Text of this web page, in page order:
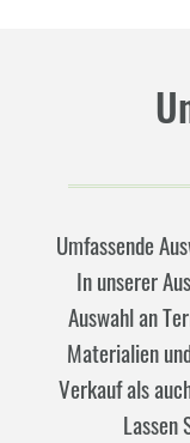
Umfassende
In unserer
Auswahl an
Materialien
Verkauf als
Lassen